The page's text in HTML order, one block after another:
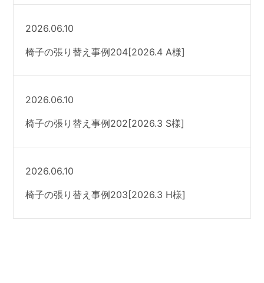
2026.06.10
椅子の張り替え事例204[2026.4 A様]
2026.06.10
椅子の張り替え事例202[2026.3 S様]
2026.06.10
椅子の張り替え事例203[2026.3 H様]